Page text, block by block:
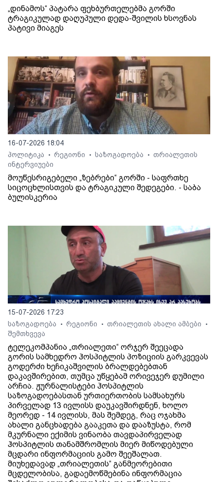
„დინამოს“ პატარა ფეხბურთელებმა გორში
ტრაგიკულად დაღუპული დედა-შვილის ხსოვნას
პატივი მიაგეს
16-07-2026 18:04
პოლიტიკა
• რეგიონი • საზოგადოება • თრიალეთის
ინტერვიუები
მოუწესრიგებელი „ზებრები“ გორში - საფრთხე
სიცოცხლისთვის და ტრაგიკული შედეგები. - საბა
ბულისკერია
15-07-2026 17:23
საზოგადოება
• რეგიონი • თრიალეთის ახალი ამბები •
შემთხვევა
ტელეკომპანია „თრიალეთი“ ორჯერ შეეცადა
გორის სამხედრო ჰოსპიტლის პოზიციის გარკვევას
გოდერძი ხეჩიკაშვილის ბრალდებებთან
დაკავშირებით, თუმცა უწყებამ ორივეჯერ დუმილი
არჩია. ჟურნალისტები ჰოსპიტლის
საზოგადოებასთან ურთიერთობის სამსახურს
პირველად 13 ივლისს დაუკავშირდნენ, ხოლო
მეორედ - 14 ივლისს, მას შემდეგ, რაც ოჯახმა
ახალი განცხადება გააკეთა და დააზუსტა, რომ
მკურნალი ექიმის ვინაობა თავდაპირველად
ჰოსპიტლის თანამშრომლის მიერ მიწოდებული
მცდარი ინფორმაციის გამო შეეშალათ.
მიუხედავად „თრიალეთის“ განმეორებითი
მცდელობისა, გადაემოწმებინა ინფორმაცია